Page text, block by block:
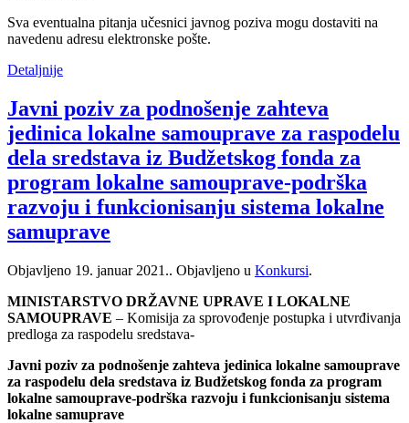
Sva eventualna pitanja učesnici javnog poziva mogu dostaviti na
navedenu adresu elektronske pošte.
Detaljnije
Javni poziv za podnošenje zahteva
jedinica lokalne samouprave za raspodelu
dela sredstava iz Budžetskog fonda za
program lokalne samouprave-podrška
razvoju i funkcionisanju sistema lokalne
samuprave
Objavljeno 19. januar 2021.. Objavljeno u Konkursi.
MINISTARSTVO DRŽAVNE UPRAVE I LOKALNE
SAMOUPRAVE – Komisija za sprovođenje postupka i utvrđivanja
predloga za raspodelu sredstava-
Javni poziv za podnošenje zahteva jedinica lokalne samouprave
za raspodelu dela sredstava iz Budžetskog fonda za program
lokalne samouprave-podrška razvoju i funkcionisanju sistema
lokalne samuprave